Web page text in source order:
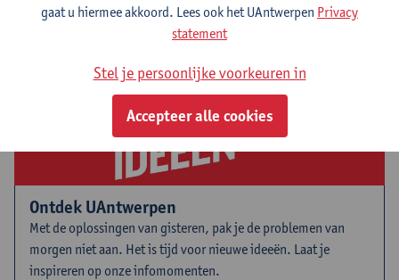
Ontdek UAntwerpen
Met de oplossingen van gisteren, pak je de problemen van
morgen niet aan. Het is tijd voor nieuwe ideeën. Laat je
inspireren op onze infomomenten.
gaat u hiermee akkoord. Lees ook het UAntwerpen Privacy
statement
Stel je persoonlijke voorkeuren in
Accepteer alle cookies